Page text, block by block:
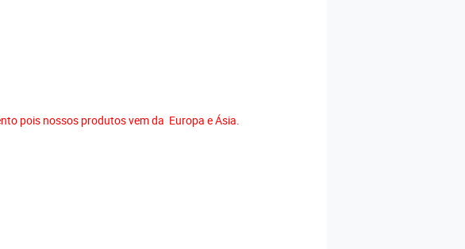
pois nossos produtos vem da Europa e Ásia.